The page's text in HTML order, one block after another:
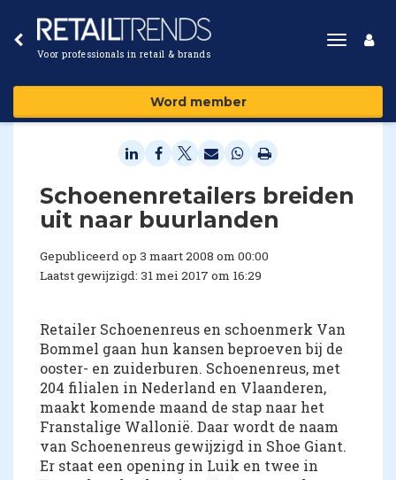
Voor professionals in retail & brands
Toggle
Word member
Schoenenretailers breiden
uit naar buurlanden
Gepubliceerd op 3 maart 2008 om 00:00
Laatst gewijzigd: 31 mei 2017 om 16:29
Retailer Schoenenreus en schoenmerk Van
Bommel gaan hun kansen beproeven bij de
ooster- en zuiderburen. Schoenenreus, met
204 filialen in Nederland en Vlaanderen,
maakt komende maand de stap naar het
Franstalige Wallonië. Daar wordt de naam
van Schoenenreus gewijzigd in Shoe Giant.
Er staat een opening in Luik en twee in